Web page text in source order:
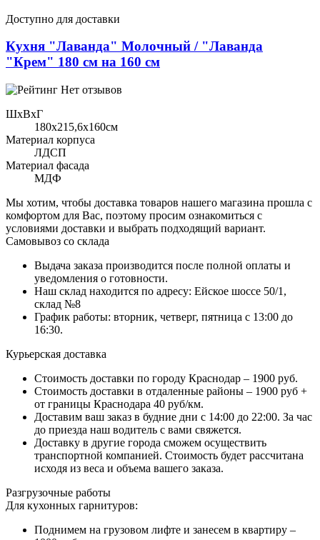
Доступно для доставки
Кухня "Лаванда" Молочный / "Лаванда
"Крем" 180 см на 160 см
Нет отзывов
ШхВхГ
180x215,6х160см
Материал корпуса
ЛДСП
Материал фасада
МДФ
Мы хотим, чтобы доставка товаров нашего магазина прошла с
комфортом для Вас, поэтому просим ознакомиться с
условиями доставки и выбрать подходящий вариант.
Самовывоз со склада
Выдача заказа производится после полной оплаты и
уведомления о готовности.
Наш склад находится по адресу: Ейское шоссе 50/1,
склад №8
График работы: вторник, четверг, пятница с 13:00 до
16:30.
Курьерская доставка
Стоимость доставки по городу Краснодар – 1900 руб.
Стоимость доставки в отдаленные районы – 1900 руб +
от границы Краснодара 40 руб/км.
Доставим ваш заказ в будние дни с 14:00 до 22:00. За час
до приезда наш водитель с вами свяжется.
Доставку в другие города сможем осуществить
транспортной компанией. Стоимость будет рассчитана
исходя из веса и объема вашего заказа.
Разгрузочные работы
Для кухонных гарнитуров:
Поднимем на грузовом лифте и занесем в квартиру –